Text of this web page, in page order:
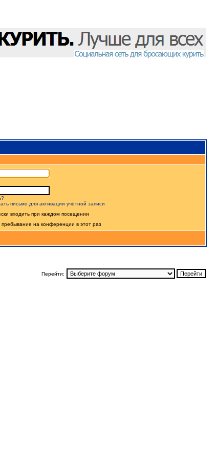
письмо для активации учётной записи
входить при каждом посещении
на конференции в этот раз
Перейти: